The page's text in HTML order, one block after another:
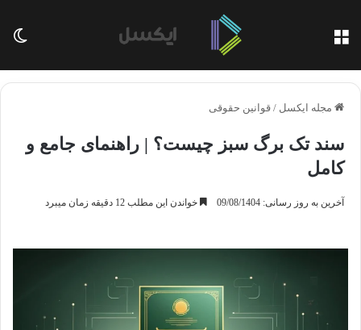
مجله ایکسل / قوانین حقوقی
سند تک برگ سبز چیست؟ | راهنمای جامع و
کامل
آخرین به روز رسانی: 09/08/1404 خواندن این مطلب 12 دقیقه زمان میبرد